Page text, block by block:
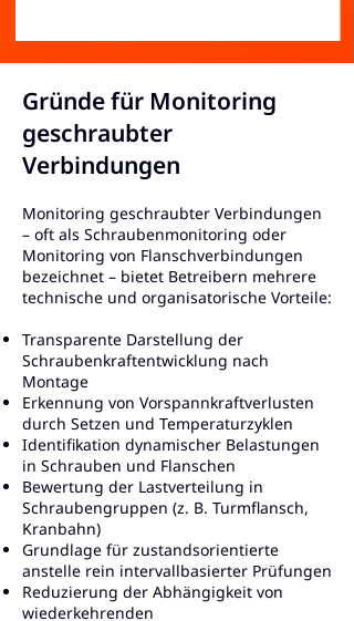
Gründe für Monitoring
geschraubter
Verbindungen
Monitoring geschraubter Verbindungen
– oft als Schraubenmonitoring oder
Monitoring von Flanschverbindungen
bezeichnet – bietet Betreibern mehrere
technische und organisatorische Vorteile:
Transparente Darstellung der
Schraubenkraftentwicklung nach
Montage
Erkennung von Vorspannkraftverlusten
durch Setzen und Temperaturzyklen
Identifikation dynamischer Belastungen
in Schrauben und Flanschen
Bewertung der Lastverteilung in
Schraubengruppen (z. B. Turmflansch,
Kranbahn)
Grundlage für zustandsorientierte
anstelle rein intervallbasierter Prüfungen
Reduzierung der Abhängigkeit von
wiederkehrenden